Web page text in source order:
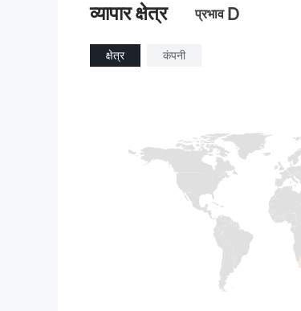
व्यापार क्षेत्र प्रभाव D
क्षेत्र कंपनी